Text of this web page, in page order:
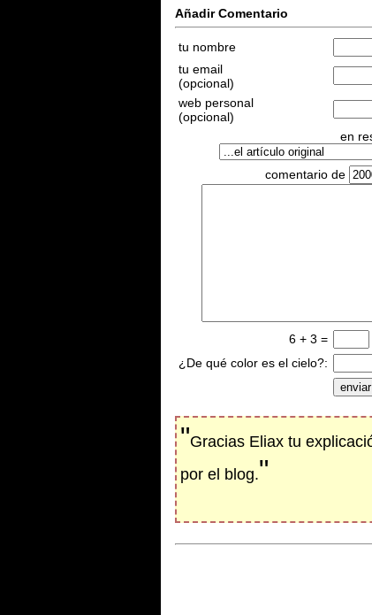
Añadir Comentario
tu nombre
tu email
(opcional)
web personal
(opcional)
en
comentario de
6 + 3 =
¿De qué color es el cielo?:
"Gracias Eliax tu
por el blog."